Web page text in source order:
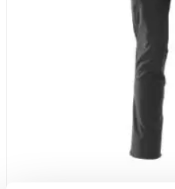
passar både arbetsmiljön
detaljer som fickor,
bekväm passform gör
kläderna håller längre.
Genom att använda rätt
rörelsefrihet, bättre